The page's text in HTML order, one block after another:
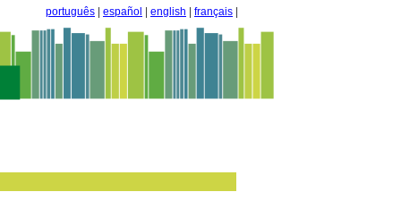
português español english français